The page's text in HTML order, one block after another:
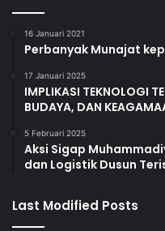
16 Januari 2021
Perbanyak Munajat
17 Januari 2025
IMPLIKASI TEKNOLOGI
BUDAYA, DAN
5 Februari 2025
Aksi Sigap
dan Logistik Dusun
Last Modified Posts